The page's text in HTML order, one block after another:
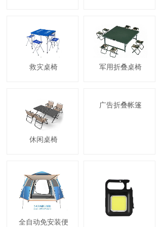
救灾桌椅 军用折叠桌椅
休闲桌椅
广告折叠帐篷
全自动免安装便